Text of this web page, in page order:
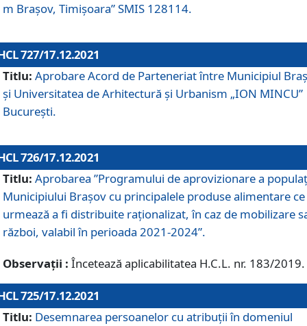
m Brașov, Timișoara” SMIS 128114.
727/17.12.2021
Titlu: Aprobare Acord de Parteneriat între Municipiul
și Universitatea de Arhitectură și Urbanism „ION MINCU”
București.
726/17.12.2021
Titlu: Aprobarea ”Programului de aprovizionare a
Municipiului Braşov cu principalele produse alimentare ce
urmează a fi distribuite raționalizat, în caz de mobilizare
război, valabil în perioada 2021-2024”.
Observații : Încetează aplicabilitatea H.C.L. nr. 183/2019.
725/17.12.2021
Titlu: Desemnarea persoanelor cu atribuții în domeniul